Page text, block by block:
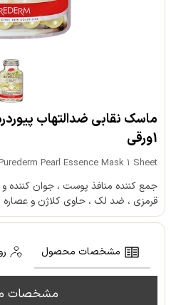
ماسک نقابی ضدالتهاب
1ورقی
Pearl Essence Mask 1 Sheet
جمع کننده منافذ پوست ، جوان کننده
قرمزی ، ضد لک ، حاوی کلاژن و
مشخصات محصول
مشخصات